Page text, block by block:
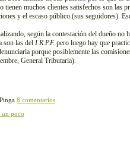
tienen muchos clientes satisfechos son las
y el escaso público (sus seguidores).
según la contestación del dueño no
son las del I.R.P.F. pero luego hay que
porque posiblemente las
General Tributaria).
8 comentarios
un poco